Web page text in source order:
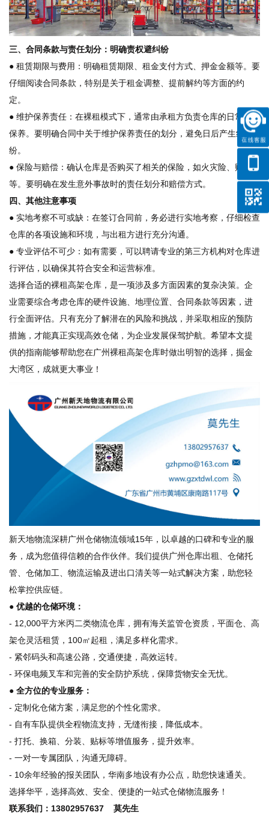
三、合同条款与责任划分：明确责权避纠纷
● 租赁期限与费用：明确租赁期限、租金支付方式、押金金额等。要
仔细阅读合同条款，特别是关于租金调整、提前解约等方面的约
定。
● 维护保养责任：在裸租模式下，通常由承租方负责仓库的日常维护
保养。要明确合同中关于维护保养责任的划分，避免日后产生纠
纷。
● 保险与赔偿：确认仓库是否购买了相关的保险，如火灾险、财产险
等。要明确在发生意外事故时的责任划分和赔偿方式。
四、其他注意事项
● 实地考察不可或缺：在签订合同前，务必进行实地考察，仔细检查
仓库的各项设施和环境，与出租方进行充分沟通。
● 专业评估不可少：如有需要，可以聘请专业的第三方机构对仓库进
行评估，以确保其符合安全和运营标准。
选择合适的裸租高架仓库，是一项涉及多方面因素的复杂决策。企
业需要综合考虑仓库的硬件设施、地理位置、合同条款等因素，进
行全面评估。只有充分了解潜在的风险和挑战，并采取相应的预防
措施，才能真正实现高效仓储，为企业发展保驾护航。希望本文提
供的指南能够帮助您在广州裸租高架仓库时做出明智的选择，掘金
大湾区，成就更大事业！
新天地物流深耕广州仓储物流领域15年，以卓越的口碑和专业的服
务，成为您值得信赖的合作伙伴。我们提供广州仓库出租、仓储托
管、仓储加工、物流运输及进出口清关等一站式解决方案，助您轻
松掌控供应链。
● 优越的仓储环境：
- 12,000平方米丙二类物流仓库，拥有海关监管仓资质，平面仓、高
架仓灵活租赁，100㎡起租，满足多样化需求。
- 紧邻码头和高速公路，交通便捷，高效运转。
- 环保电频叉车和完善的安全防护系统，保障货物安全无忧。
● 全方位的专业服务：
- 定制化仓储方案，满足您的个性化需求。
- 自有车队提供全程物流支持，无缝衔接，降低成本。
- 打托、换箱、分装、贴标等增值服务，提升效率。
- 一对一专属团队，沟通无障碍。
- 10余年经验的报关团队，华南多地设有办公点，助您快速通关。
选择华平，选择高效、安全、便捷的一站式仓储物流服务！
联系我们：13802957637 莫先生